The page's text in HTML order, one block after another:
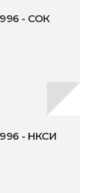
- СОК
- НКСИ